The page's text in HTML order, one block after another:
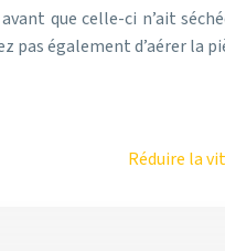
que celle-ci n’ait
pas également d’aérer la
Réduire la